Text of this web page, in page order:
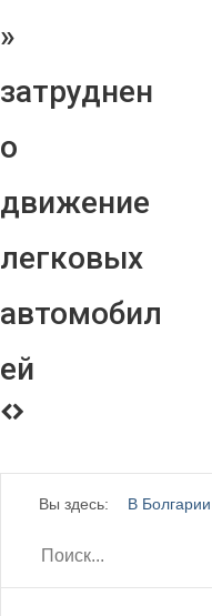
»
затруднен
о
движение
легковых
автомобил
ей
Вы здесь: В Болгарии